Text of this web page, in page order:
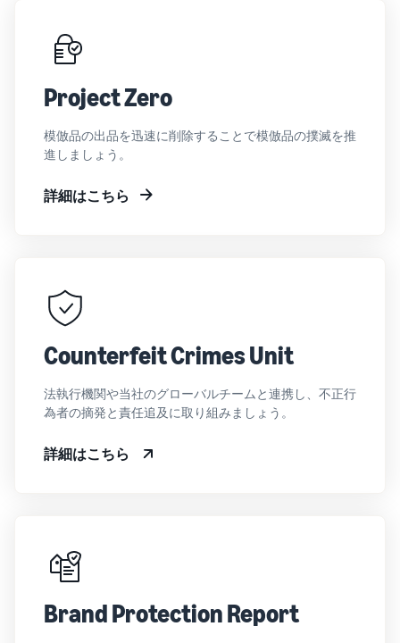
Project Zero
模倣品の出品を迅速に削除することで模倣品の撲滅を推
進しましょう。
詳細はこちら
Counterfeit Crimes Unit
法執行機関や当社のグローバルチームと連携し、不正行
為者の摘発と責任追及に取り組みましょう。
詳細はこちら
Brand Protection Report